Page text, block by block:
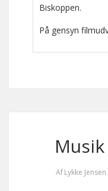
Biskoppen.
På gensyn
Musik
Af Lykke Jensen